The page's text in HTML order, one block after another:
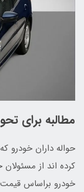
مطالبه برای
حواله داران
کرده اند از
خودرو براساس